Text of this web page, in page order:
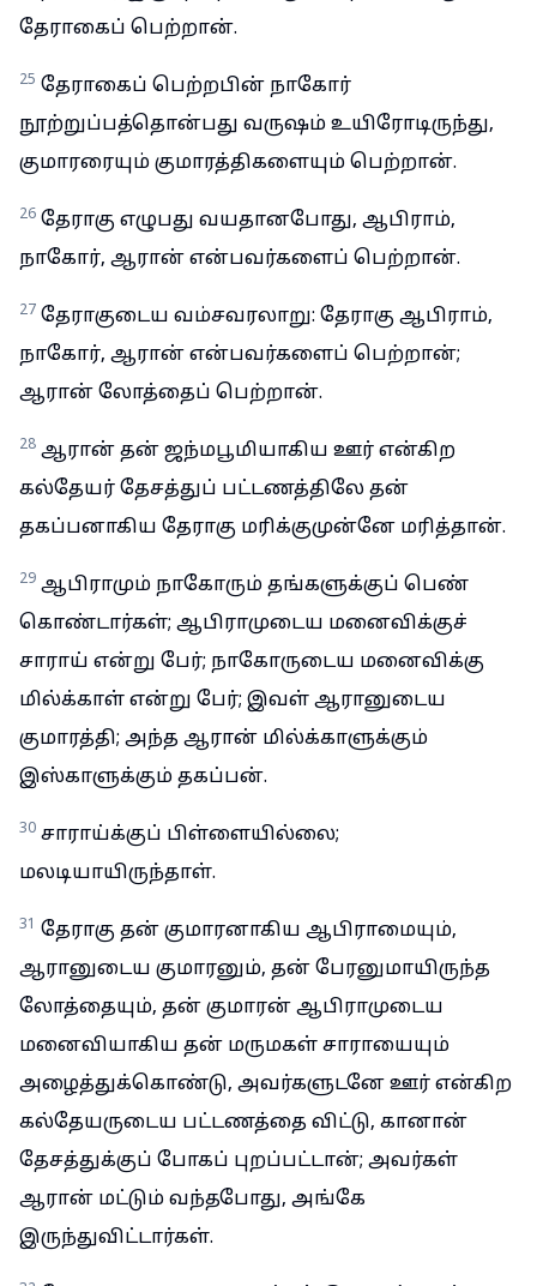
தேராகைப் பெற்றான்.
25 தேராகைப் பெற்றபின் நாகோர்
நூற்றுப்பத்தொன்பது வருஷம் உயிரோடிருந்து,
குமாரரையும் குமாரத்திகளையும் பெற்றான்.
26 தேராகு எழுபது வயதானபோது, ஆபிராம்,
நாகோர், ஆரான் என்பவர்களைப் பெற்றான்.
27 தேராகுடைய வம்சவரலாறு: தேராகு ஆபிராம்,
நாகோர், ஆரான் என்பவர்களைப் பெற்றான்;
ஆரான் லோத்தைப் பெற்றான்.
28 ஆரான் தன் ஜந்மபூமியாகிய ஊர் என்கிற
கல்தேயர் தேசத்துப் பட்டணத்திலே தன்
தகப்பனாகிய தேராகு மரிக்குமுன்னே மரித்தான்.
29 ஆபிராமும் நாகோரும் தங்களுக்குப் பெண்
கொண்டார்கள்; ஆபிராமுடைய மனைவிக்குச்
சாராய் என்று பேர்; நாகோருடைய மனைவிக்கு
மில்க்காள் என்று பேர்; இவள் ஆரானுடைய
குமாரத்தி; அந்த ஆரான் மில்க்காளுக்கும்
இஸ்காளுக்கும் தகப்பன்.
30 சாராய்க்குப் பிள்ளையில்லை;
மலடியாயிருந்தாள்.
31 தேராகு தன் குமாரனாகிய ஆபிராமையும்,
ஆரானுடைய குமாரனும், தன் பேரனுமாயிருந்த
லோத்தையும், தன் குமாரன் ஆபிராமுடைய
மனைவியாகிய தன் மருமகள் சாராயையும்
அழைத்துக்கொண்டு, அவர்களுடனே ஊர் என்கிற
கல்தேயருடைய பட்டணத்தை விட்டு, கானான்
தேசத்துக்குப் போகப் புறப்பட்டான்; அவர்கள்
ஆரான் மட்டும் வந்தபோது, அங்கே
இருந்துவிட்டார்கள்.